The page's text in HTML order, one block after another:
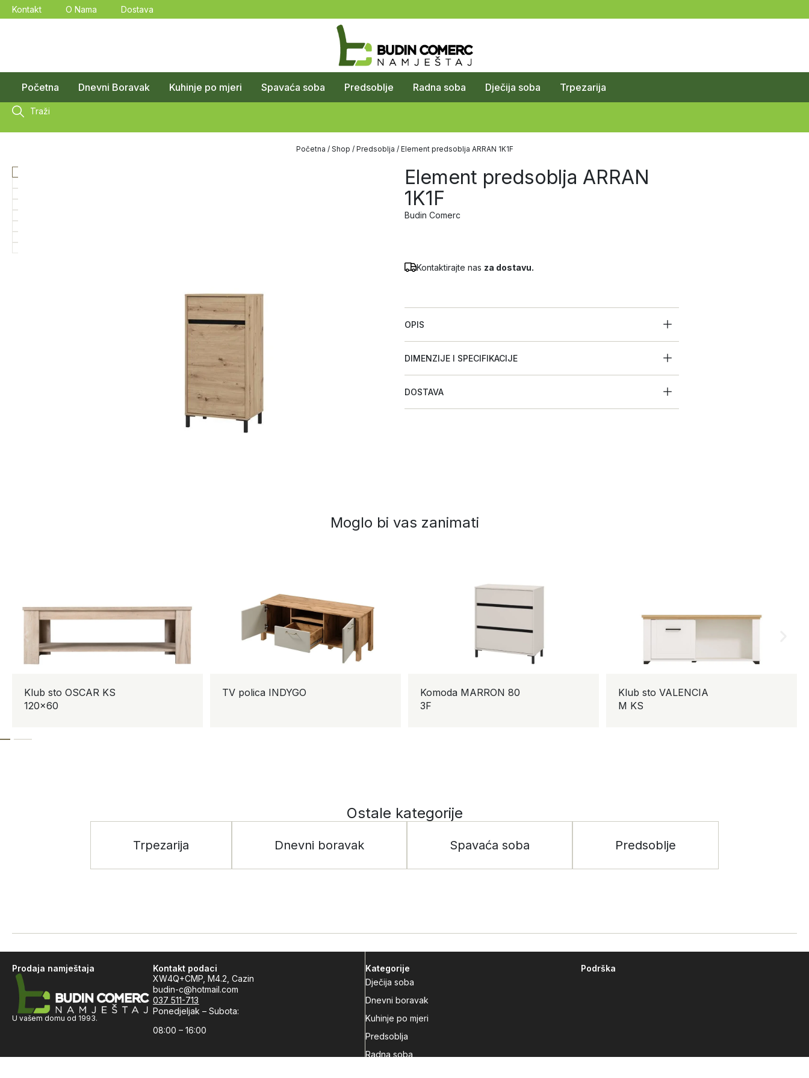
Kontakt O Nama Dostava
Početna Dnevni Boravak Kuhinje po mjeri Spavaća soba Predsoblje Radna soba Dječija soba Trpezarija
Traži
Početna / Shop / Predsoblja / Element predsoblja ARRAN 1K1F
Element predsoblja ARRAN
1K1F
Budin Comerc
Kontaktirajte nas za dostavu.
OPIS
DIMENZIJE I SPECIFIKACIJE
DOSTAVA
Moglo bi vas zanimati
Klub sto OSCAR KS
120×60
TV polica INDYGO
Komoda MARRON 80
3F
Klub sto VALENCIA
M KS
Ostale kategorije
Trpezarija Dnevni boravak Spavaća soba Predsoblje
Prodaja namještaja
U vašem domu od 1993.
Kontakt podaci
XW4Q+CMP, M4.2, Cazin
budin-c@hotmail.com
037 511-713
Ponedjeljak – Subota:
08:00 – 16:00
Kategorije
Dječija soba
Dnevni boravak
Kuhinje po mjeri
Predsoblja
Radna soba
Podrška